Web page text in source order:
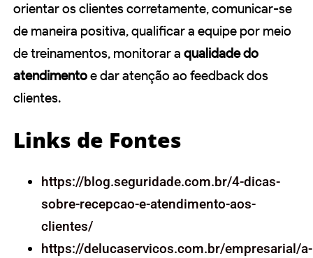
orientar os clientes corretamente, comunicar-se
de maneira positiva, qualificar a equipe por meio
de treinamentos, monitorar a qualidade do
atendimentoe dar atenção ao feedback dos
clientes.
Links de Fontes
https://blog.seguridade.com.br/4-dicas-
sobre-recepcao-e-atendimento-aos-
clientes/
https://delucaservicos.com.br/empresarial/a-